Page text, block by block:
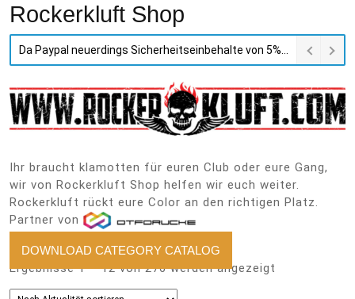
Rockerkluft Shop
Ihr braucht klamotten für euren Club oder eure Gang,
wir von Rockerkluft Shop helfen wir euch weiter.
Rockerkluft rückt eure Color an den richtigen Platz.
Partner von
DOWNLOAD CATEGORY CATALOG
Ergebnisse 1 – 12 von 276 werden angezeigt